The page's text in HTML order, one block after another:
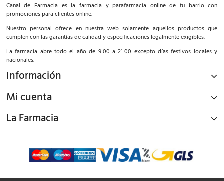
Canal de Farmacia es la farmacia y parafarmacia online de tu barrio con
promociones para clientes online.
Nuestro personal ofrece en nuestra web solamente aquellos productos que
cumplen con las garantías de calidad y especificaciones legalmente exigibles.
La farmacia abre todo el año de 9:00 a 21:00 excepto días festivos locales y
nacionales.
Información
Mi cuenta
La Farmacia